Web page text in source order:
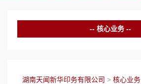
核心业务
书刊印刷
湖南天闻新华印务有限公司 > 核心业务